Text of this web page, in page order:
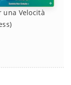
una Velocità